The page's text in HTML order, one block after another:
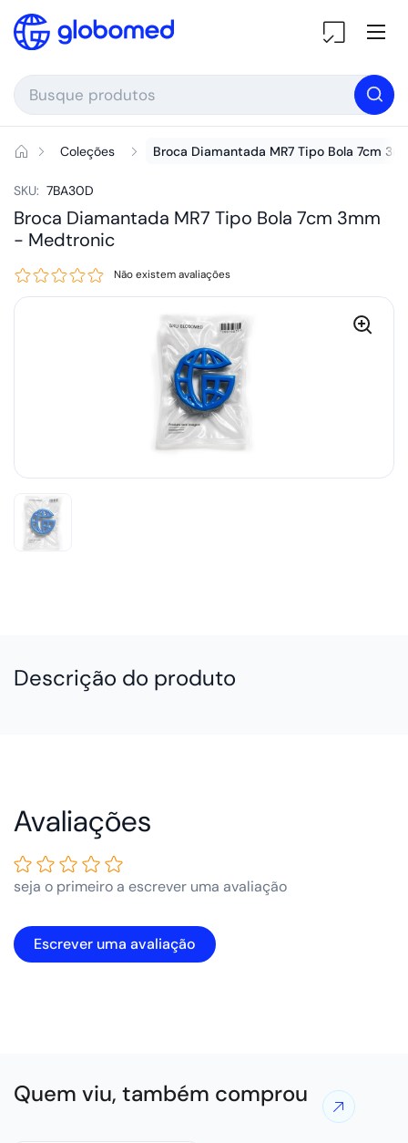
Ir para o conteúdo
Coleções Broca Diamantada MR7 Tipo Bola 7cm
SKU: 7BA30D
Broca Diamantada MR7 Tipo Bola 7cm 3mm
- Medtronic
Não existem avaliações
Descrição do produto
seja o primeiro a escrever uma avaliação
Escrever uma avaliação
Quem viu, também comprou Ver
mais